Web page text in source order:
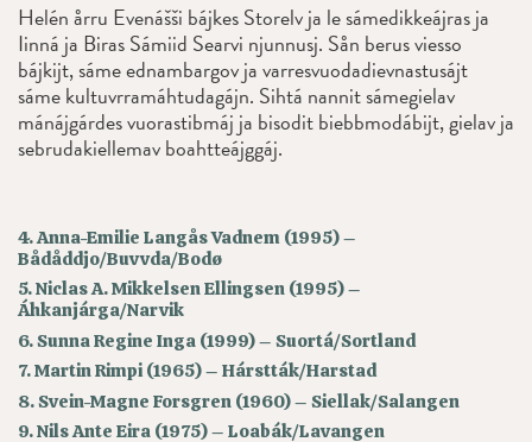
Helén årru Evenášši bájkes Storelv ja le sámedikkeájras ja
Iinná ja Biras Sámiid Searvi njunnusj. Sån berus viesso
bájkijt, sáme ednambargov ja varresvuodadievnastusájt
sáme kultuvrramáhtudagájn. Sihtá nannit sámegielav
mánájgárdes vuorastibmáj ja bisodit biebbmodábijt, gielav ja
sebrudakiellemav boahtteájggáj.
4. Anna-Emilie Langås Vadnem (1995) –
Bådåddjo/Buvvda/Bodø
5. Niclas A. Mikkelsen Ellingsen (1995) –
Áhkanjárga/Narvik
6. Sunna Regine Inga (1999) – Suortá/Sortland
7. Martin Rimpi (1965) – Hárstták/Harstad
8. Svein-Magne Forsgren (1960) – Siellak/Salangen
9. Nils Ante Eira (1975) – Loabák/Lavangen